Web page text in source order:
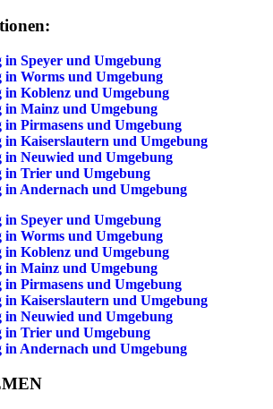
Speyer und Umgebung
Worms und Umgebung
Koblenz und Umgebung
in Mainz und Umgebung
Pirmasens und Umgebung
Kaiserslautern und Umgebung
Neuwied und Umgebung
in Trier und Umgebung
in Andernach und Umgebung
Speyer und Umgebung
Worms und Umgebung
Koblenz und Umgebung
in Mainz und Umgebung
Pirmasens und Umgebung
Kaiserslautern und Umgebung
Neuwied und Umgebung
in Trier und Umgebung
in Andernach und Umgebung